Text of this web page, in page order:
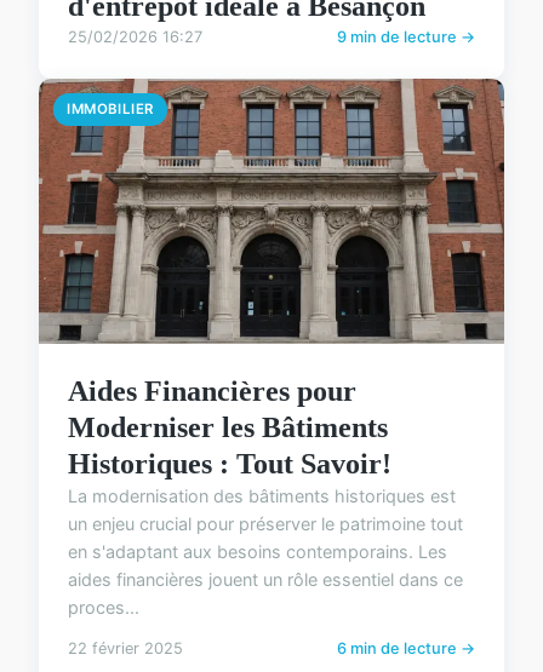
d'entrepôt idéale à Besançon
25/02/2026 16:27 9 min de lecture →
IMMOBILIER
Aides Financières pour
Moderniser les Bâtiments
Historiques : Tout Savoir!
La modernisation des bâtiments historiques est
un enjeu crucial pour préserver le patrimoine tout
en s'adaptant aux besoins contemporains. Les
aides financières jouent un rôle essentiel dans ce
proces...
22 février 2025 6 min de lecture →